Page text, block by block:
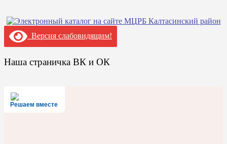
Версия слабовидящим!
Наша страничка ВК и ОК
Решаем вместе